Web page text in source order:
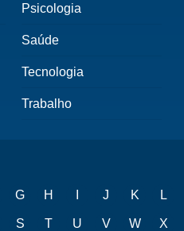
Psicologia
Saúde
Tecnologia
Trabalho
G H J K L
S T U V W X